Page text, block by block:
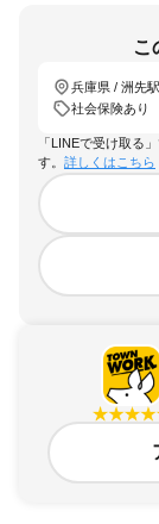
こ
兵庫県 / 洲先駅
社会保険あり
「LINEで受け取る
す。 詳しくはこちら